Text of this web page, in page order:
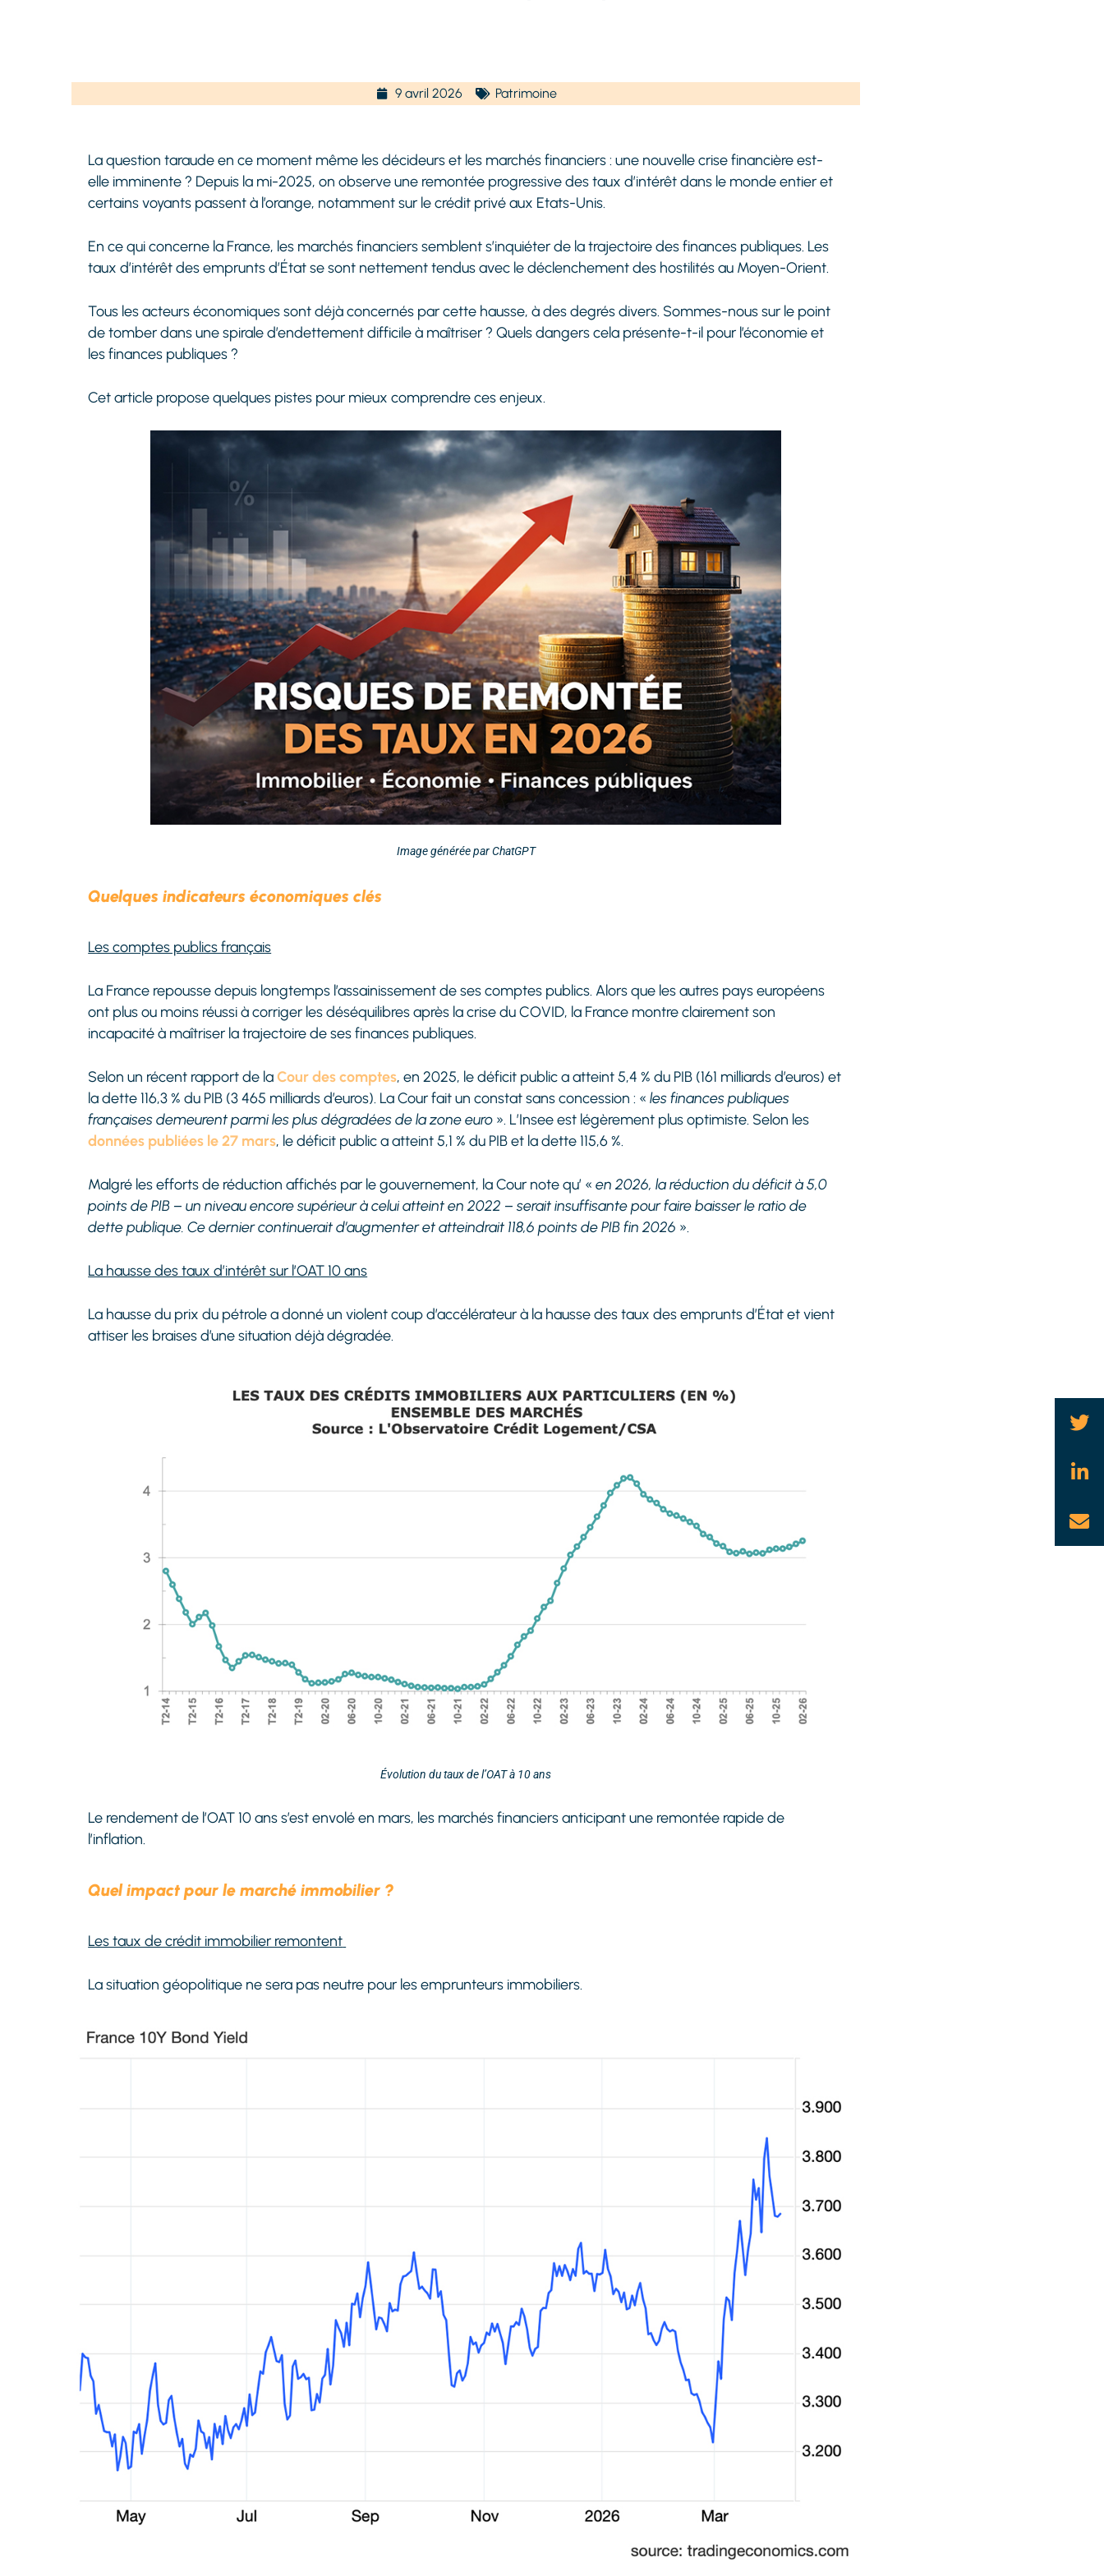
9 avril 2026 Patrimoine
La question taraude en ce moment même les décideurs et les marchés financiers : une nouvelle crise financière est-
elle imminente ? Depuis la mi-2025, on observe une remontée progressive des taux d’intérêt dans le monde entier et
certains voyants passent à l’orange, notamment sur le crédit privé aux Etats-Unis.
En ce qui concerne la France, les marchés financiers semblent s’inquiéter de la trajectoire des finances publiques. Les
taux d’intérêt des emprunts d’État se sont nettement tendus avec le déclenchement des hostilités au Moyen-Orient.
Tous les acteurs économiques sont déjà concernés par cette hausse, à des degrés divers. Sommes-nous sur le point
de tomber dans une spirale d’endettement difficile à maîtriser ? Quels dangers cela présente-t-il pour l’économie et
les finances publiques ?
Cet article propose quelques pistes pour mieux comprendre ces enjeux.
Image générée par ChatGPT
Quelques indicateurs économiques clés
Les comptes publics français
La France repousse depuis longtemps l’assainissement de ses comptes publics. Alors que les autres pays européens
ont plus ou moins réussi à corriger les déséquilibres après la crise du COVID, la France montre clairement son
incapacité à maîtriser la trajectoire de ses finances publiques.
Selon un récent rapport de laCour des comptes, en 2025, le déficit public a atteint 5,4 % du PIB (161 milliards d’euros) et
la dette 116,3 % du PIB (3 465 milliards d’euros). La Cour fait un constat sans concession : «les finances publiques
françaises demeurent parmi les plus dégradées de la zone euro ». L’Insee est légèrement plus optimiste. Selon les
données publiées le 27 mars, le déficit public a atteint 5,1 % du PIB et la dette 115,6 %.
Malgré les efforts de réduction affichés par le gouvernement, la Cour note qu’ «en 2026, la réduction du déficit à 5,0
points de PIB – un niveau encore supérieur à celui atteint en 2022 – serait insuffisante pour faire baisser le ratio de
dette publique. Ce dernier continuerait d’augmenter et atteindrait 118,6 points de PIB fin 2026 ».
La hausse des taux d’intérêt sur l’OAT 10 ans
La hausse du prix du pétrole a donné un violent coup d’accélérateur à la hausse des taux des emprunts d’État et vient
attiser les braises d’une situation déjà dégradée.
Évolution du taux de l’OAT à 10 ans
Le rendement de l’OAT 10 ans s’est envolé en mars, les marchés financiers anticipant une remontée rapide de
l’inflation.
Quel impact pour le marché immobilier ?
Les taux de crédit immobilier remontent
La situation géopolitique ne sera pas neutre pour les emprunteurs immobiliers.